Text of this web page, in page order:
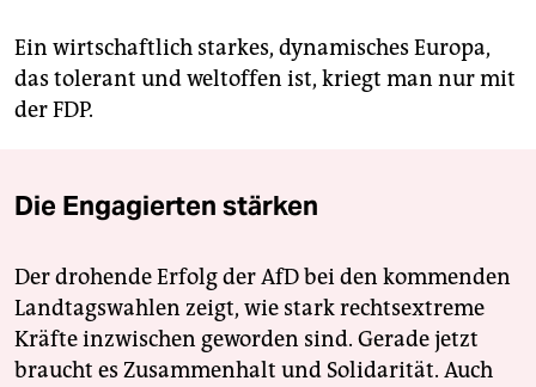
Ein wirtschaftlich starkes, dynamisches Europa,
das tolerant und weltoffen ist, kriegt man nur mit
der FDP.
Die Engagierten stärken
Der drohende Erfolg der AfD bei den kommenden
Landtagswahlen zeigt, wie stark rechtsextreme
Kräfte inzwischen geworden sind. Gerade jetzt
braucht es Zusammenhalt und Solidarität. Auch